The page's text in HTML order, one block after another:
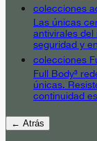
colecciones
Las únicas
antivirales del
seguridad y
colecciones
Full Body³
únicas.
continuidad
← Atrás